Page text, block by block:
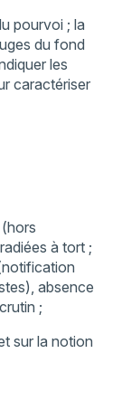
pourvoi ; la
du fond
les
caractériser
à tort ;
absence
;
sur la notion